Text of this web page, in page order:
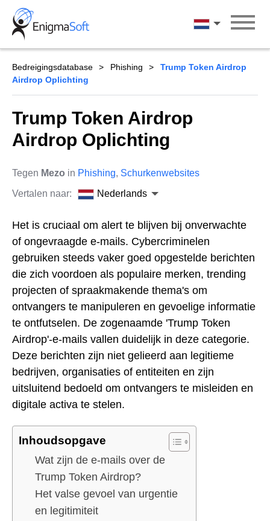
Skip
content
Nederlands
Bedreigingsdatabase Phishing
Trump Token Airdrop
Airdrop Oplichting
Trump Token Airdrop
Airdrop Oplichting
Tegen Mezo in Phishing, Schurkenwebsites
Vertalen naar:
Nederlands
Het is cruciaal om alert te blijven bij onverwachte
of ongevraagde e-mails. Cybercriminelen
gebruiken steeds vaker goed opgestelde berichten
die zich voordoen als populaire merken, trending
projecten of spraakmakende thema's om
ontvangers te manipuleren en gevoelige informatie
te ontfutselen. De zogenaamde 'Trump Token
Airdrop'-e-mails vallen duidelijk in deze categorie.
Deze berichten zijn niet gelieerd aan legitieme
bedrijven, organisaties of entiteiten en zijn
uitsluitend bedoeld om ontvangers te misleiden en
digitale activa te stelen.
Inhoudsopgave
Wat zijn de e-mails over de
Trump Token Airdrop?
Het valse gevoel van urgentie
en legitimiteit